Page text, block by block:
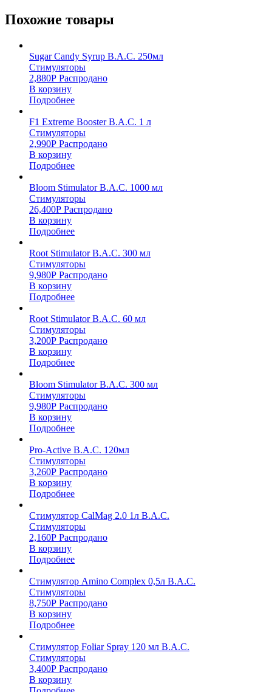
Похожие товары
Sugar Candy Syrup B.A.C. 250мл
Стимуляторы
2,880Р Распродано
В корзину
Подробнее
F1 Extreme Booster B.A.C. 1 л
Стимуляторы
2,990Р Распродано
В корзину
Подробнее
Bloom Stimulator B.A.C. 1000 мл
Стимуляторы
26,400Р Распродано
В корзину
Подробнее
Root Stimulator B.A.C. 300 мл
Стимуляторы
9,980Р Распродано
В корзину
Подробнее
Root Stimulator B.A.C. 60 мл
Стимуляторы
3,200Р Распродано
В корзину
Подробнее
Bloom Stimulator B.A.C. 300 мл
Стимуляторы
9,980Р Распродано
В корзину
Подробнее
Pro-Active B.A.C. 120мл
Стимуляторы
3,260Р Распродано
В корзину
Подробнее
Стимулятор CalMag 2.0 1л B.A.C.
Стимуляторы
2,160Р Распродано
В корзину
Подробнее
Стимулятор Amino Complex 0,5л B.A.C.
Стимуляторы
8,750Р Распродано
В корзину
Подробнее
Стимулятор Foliar Spray 120 мл B.A.C.
Стимуляторы
3,400Р Распродано
В корзину